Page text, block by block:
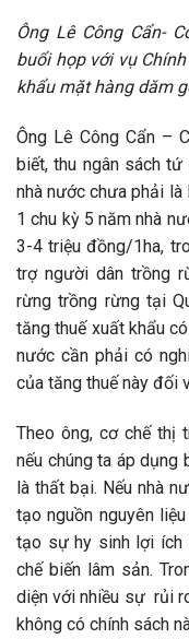
Ông Lê Công Cẩn-
buổi họp với vụ
khẩu mặt hàng dăm
Ông Lê Công Cẩn –
biết, thu ngân sách
nhà nước chưa phải là
1 chu kỳ 5 năm nhà
3-4 triệu đồng/1ha,
trợ người dân trồng
rừng trồng rừng tại
tăng thuế xuất khẩu
nước cần phải có
của tăng thuế này đối
Theo ông, cơ chế thị
nếu chúng ta áp dụng
là thất bại. Nếu nhà
tạo nguồn nguyên
tạo sự hy sinh lợi ích
chế biến lâm sản.
diện với nhiều sự rủi
không có chính sách